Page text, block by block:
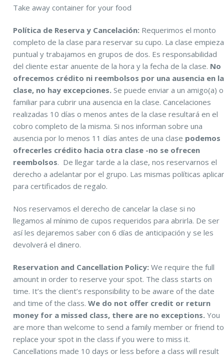
Take away container for your food
Política de Reserva y Cancelación: Requerimos el monto
completo de la clase para reservar su cupo. La clase empieza
puntual y trabajamos en grupos de dos. Es responsabilidad
del cliente estar anuente de la hora y la fecha de la clase. No
ofrecemos crédito ni reembolsos por una ausencia en la
clase, no hay excepciones.Se puede enviar a un amigo(a) o
familiar para cubrir una ausencia en la clase. Cancelaciones
realizadas 10 días o menos antes de la clase resultará en el
cobro completo de la misma. Si nos informan sobre una
ausencia por lo menos 11 días antes de una clase podemos
ofrecerles crédito hacia otra clase -no se ofrecen
reembolsos. De llegar tarde a la clase, nos reservarnos el
derecho a adelantar por el grupo. Las mismas políticas
para certificados de regalo.
Nos reservamos el derecho de cancelar la clase si no
llegamos al mínimo de cupos requeridos para abrirla. De ser
así les dejaremos saber con 6 días de anticipación y se les
devolverá el dinero.
Reservation and Cancellation Policy: We require the full
amount in order to reserve your spot. The class starts on
time. It’s the client’s responsibility to be aware of the date
and time of the class.We do not offer credit or return
money for a missed class, there are no exceptions.You
are more than welcome to send a family member or friend to
replace your spot in the class if you were to miss it.
Cancellations made 10 days or less before a class will result